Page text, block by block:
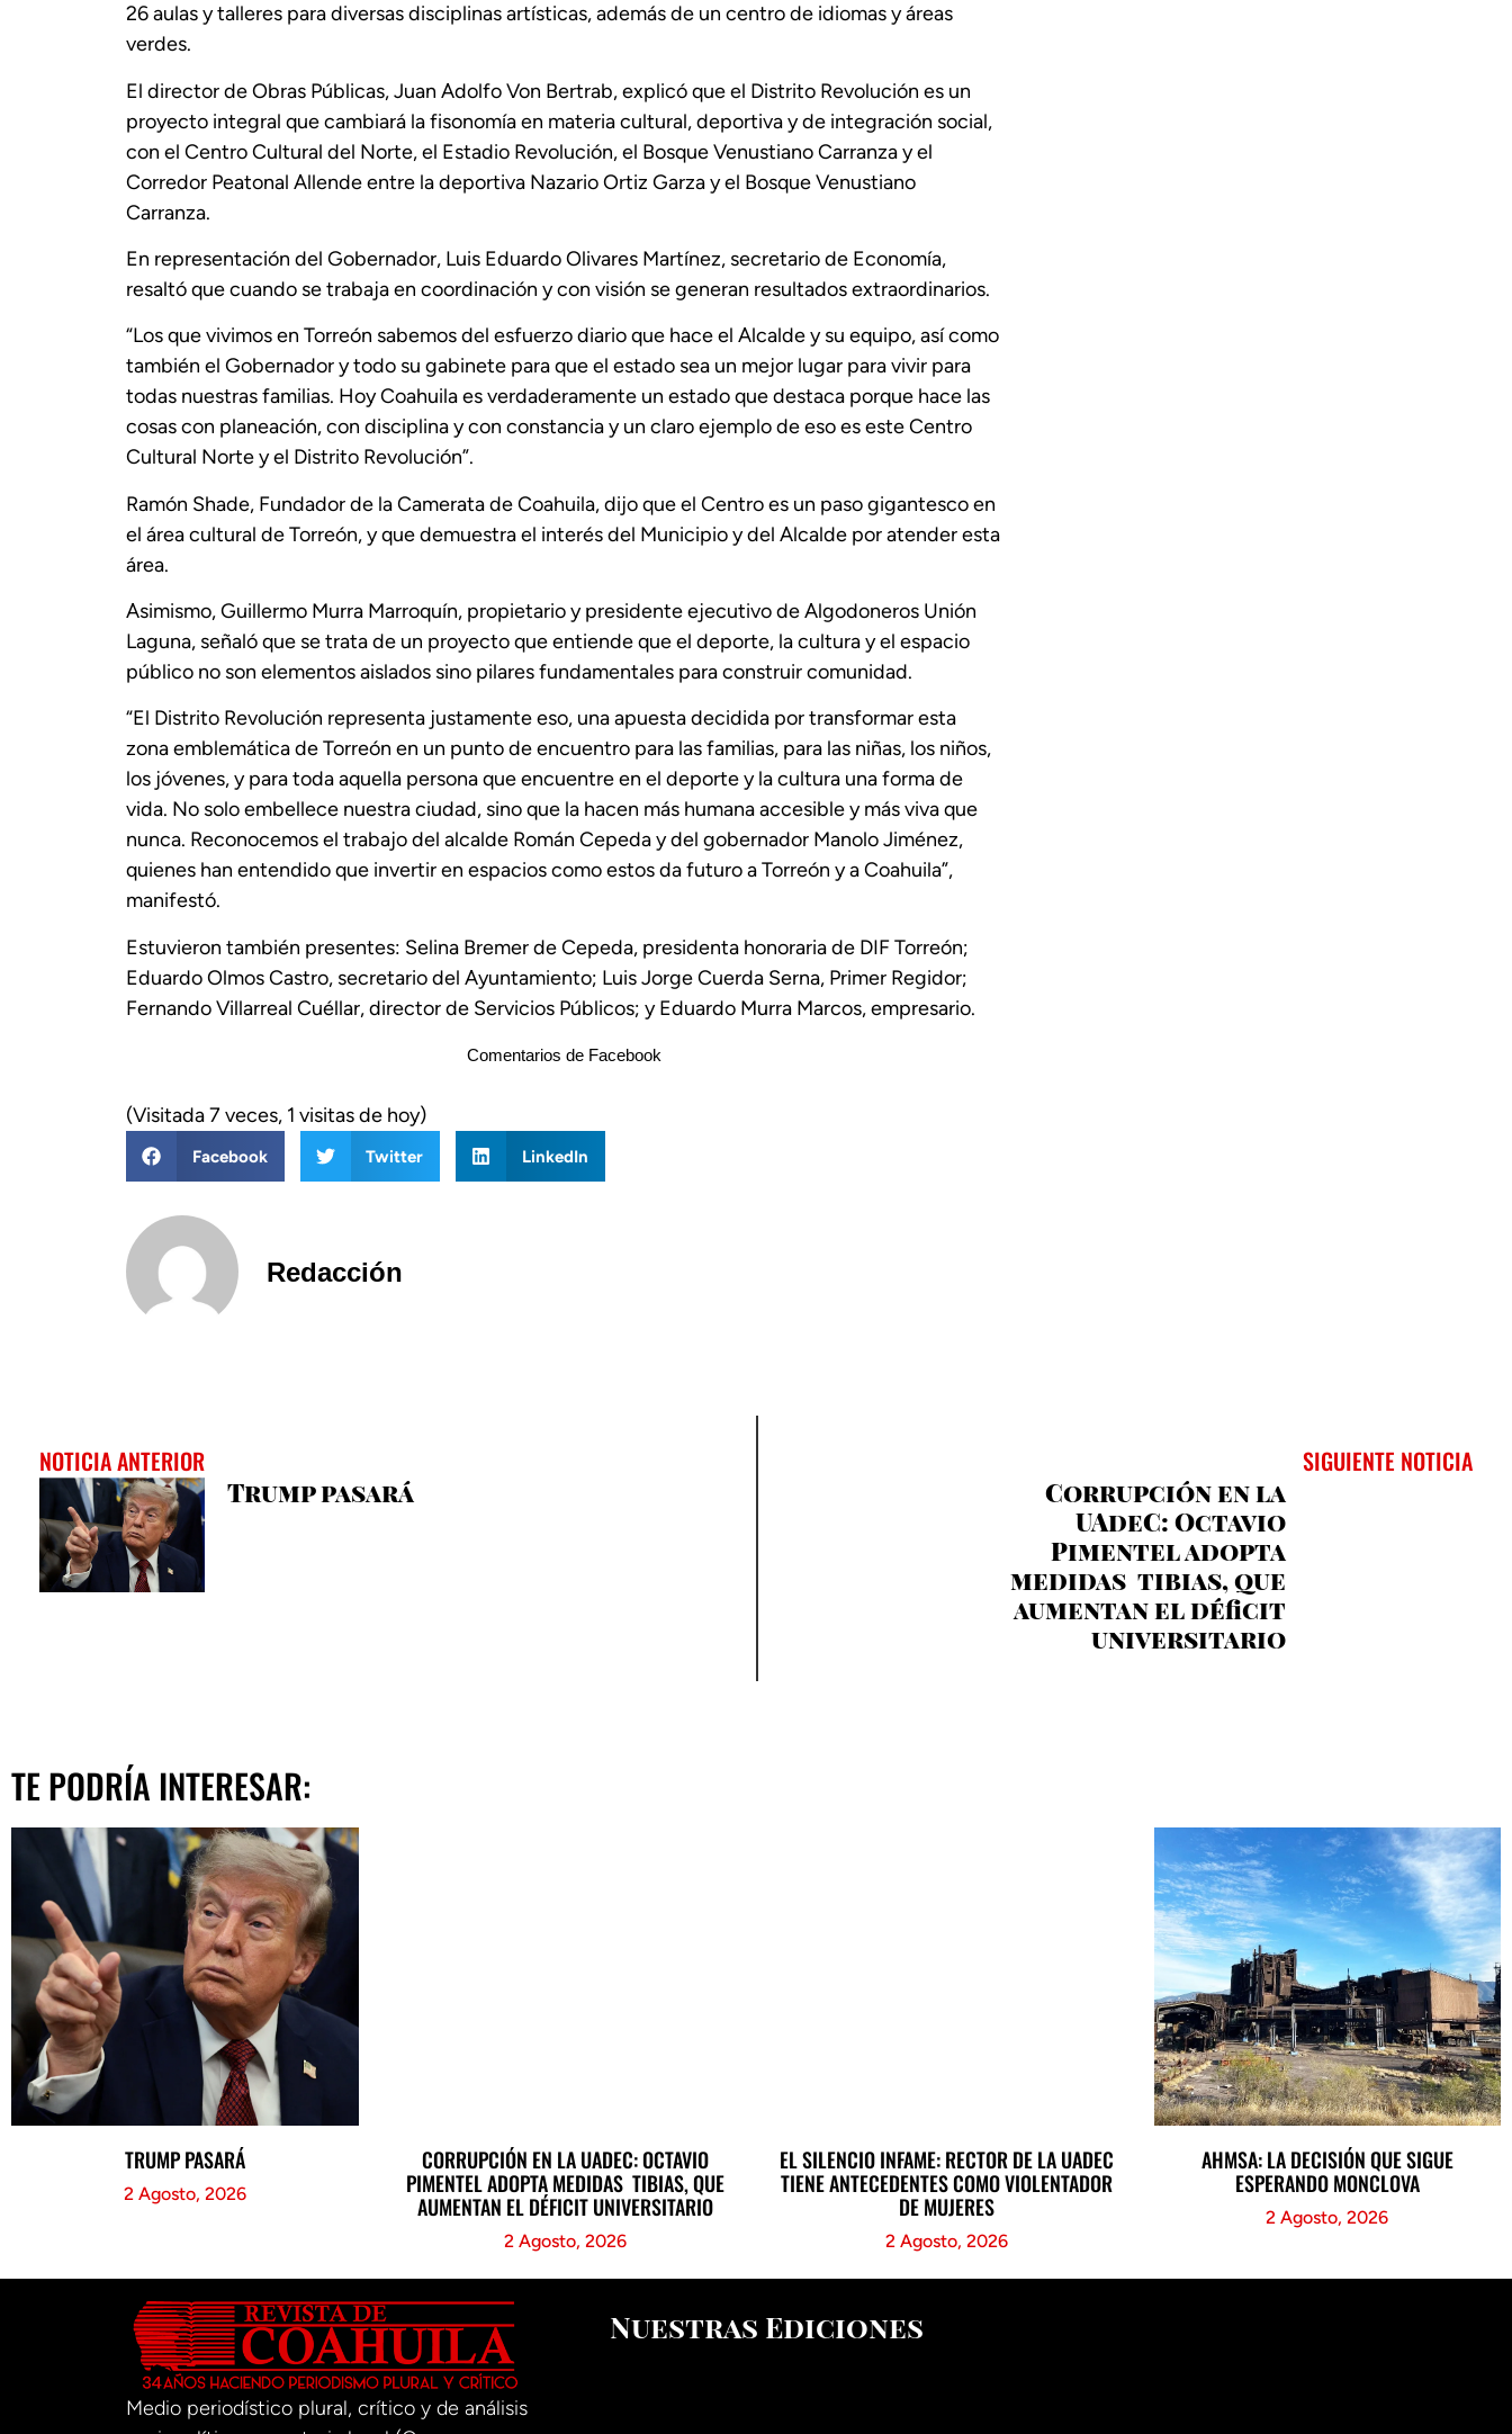
26 aulas y talleres para diversas disciplinas artísticas, además de un centro de idiomas y áreas
verdes.
El director de Obras Públicas, Juan Adolfo Von Bertrab, explicó que el Distrito Revolución es un
proyecto integral que cambiará la fisonomía en materia cultural, deportiva y de integración social,
con el Centro Cultural del Norte, el Estadio Revolución, el Bosque Venustiano Carranza y el
Corredor Peatonal Allende entre la deportiva Nazario Ortiz Garza y el Bosque Venustiano
Carranza.
En representación del Gobernador, Luis Eduardo Olivares Martínez, secretario de Economía,
resaltó que cuando se trabaja en coordinación y con visión se generan resultados extraordinarios.
“Los que vivimos en Torreón sabemos del esfuerzo diario que hace el Alcalde y su equipo, así como
también el Gobernador y todo su gabinete para que el estado sea un mejor lugar para vivir para
todas nuestras familias. Hoy Coahuila es verdaderamente un estado que destaca porque hace las
cosas con planeación, con disciplina y con constancia y un claro ejemplo de eso es este Centro
Cultural Norte y el Distrito Revolución”.
Ramón Shade, Fundador de la Camerata de Coahuila, dijo que el Centro es un paso gigantesco en
el área cultural de Torreón, y que demuestra el interés del Municipio y del Alcalde por atender esta
área.
Asimismo, Guillermo Murra Marroquín, propietario y presidente ejecutivo de Algodoneros Unión
Laguna, señaló que se trata de un proyecto que entiende que el deporte, la cultura y el espacio
público no son elementos aislados sino pilares fundamentales para construir comunidad.
“El Distrito Revolución representa justamente eso, una apuesta decidida por transformar esta
zona emblemática de Torreón en un punto de encuentro para las familias, para las niñas, los niños,
los jóvenes, y para toda aquella persona que encuentre en el deporte y la cultura una forma de
vida. No solo embellece nuestra ciudad, sino que la hacen más humana accesible y más viva que
nunca. Reconocemos el trabajo del alcalde Román Cepeda y del gobernador Manolo Jiménez,
quienes han entendido que invertir en espacios como estos da futuro a Torreón y a Coahuila”,
manifestó.
Estuvieron también presentes: Selina Bremer de Cepeda, presidenta honoraria de DIF Torreón;
Eduardo Olmos Castro, secretario del Ayuntamiento; Luis Jorge Cuerda Serna, Primer Regidor;
Fernando Villarreal Cuéllar, director de Servicios Públicos; y Eduardo Murra Marcos, empresario.
Comentarios de Facebook
(Visitada 7 veces, 1 visitas de hoy)
Facebook Twitter LinkedIn
Redacción
NOTICIA ANTERIOR
Trump pasará
SIGUIENTE NOTICIA
Corrupción en la
UAdeC: Octavio
Pimentel adopta
medidas tibias, que
aumentan el déficit
universitario
TE PODRÍA INTERESAR:
TRUMP PASARÁ
2 Agosto, 2026
CORRUPCIÓN EN LA UADEC: OCTAVIO
PIMENTEL ADOPTA MEDIDAS TIBIAS, QUE
AUMENTAN EL DÉFICIT UNIVERSITARIO
2 Agosto, 2026
EL SILENCIO INFAME: RECTOR DE LA UADEC
TIENE ANTECEDENTES COMO VIOLENTADOR
DE MUJERES
2 Agosto, 2026
AHMSA: LA DECISIÓN QUE SIGUE
ESPERANDO MONCLOVA
2 Agosto, 2026
Medio periodístico plural, crítico y de análisis
Nuestras Ediciones